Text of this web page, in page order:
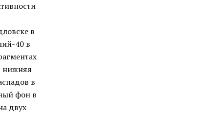
в
40 в
нижняя
в
фон в
двух